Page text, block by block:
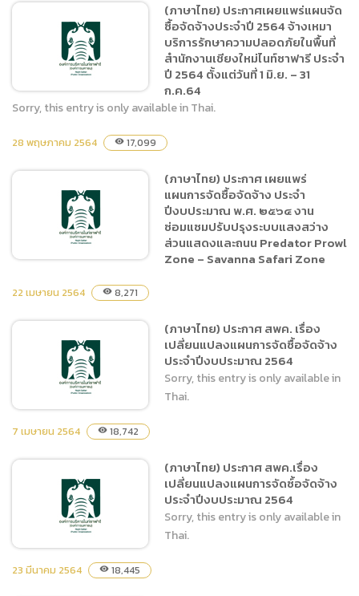
(ภาษาไทย) ประกาศเผยแพร่
แผนการจัดซื้อจัดจ้าง ประจำปี
2565 จ้างฝึกแสดงสัตว์
Tiger Show
(ภาษาไทย) ประกาศเผยแพร่
แผนจัดซื้อจัดจ้างประจำปี
ความปลอดภัยในพื้นที่
สำนักงานเชียงใหม่ไนท์ซาฟารี
ประจำปี 2564 ตั้งแต่วันที่ 1
มิ.ย. – 31 ก.ค.64
(ภาษาไทย) ประกาศเผยแพร่แผนจัด
ซื้อจัดจ้างประจำปี 2564 จ้างเหมา
บริการรักษาความปลอดภัยในพื้นที่
สำนักงานเชียงใหม่ไนท์ซาฟารี ประจำ
ปี 2564 ตั้งแต่วันที่ 1 มิ.ย. – 31
ก.ค.64
Sorry, this entry is only available in Thai.
28 พฤษภาคม 2564 visibility 17,099
(ภาษาไทย) ประกาศ เผยแพร่
ปีงบประมาณ พ.ศ. ๒๕๖๔ งาน
ซ่อมแซมปรับปรุงระบบแสง
สว่าง ส่วนแสดงและถนน
Predator Prowl Zone –
Savanna Safari Zone
(ภาษาไทย) ประกาศ เผยแพร่
แผนการจัดซื้อจัดจ้าง ประจำ
ปีงบประมาณ พ.ศ. ๒๕๖๔ งาน
ซ่อมแซมปรับปรุงระบบแสงสว่าง
ส่วนแสดงและถนน Predator Prowl
Zone – Savanna Safari Zone
22 เมษายน 2564 visibility 8,271
(ภาษาไทย) ประกาศ สพค.
เรื่องเปลี่ยนแปลงแผนการจัด
ซื้อจัดจ้าง ประจำปีงบประมาณ
(ภาษาไทย) ประกาศ สพค. เรื่อง
เปลี่ยนแปลงแผนการจัดซื้อจัดจ้าง
ประจำปีงบประมาณ 2564
Sorry, this entry is only available in
Thai.
7 เมษายน 2564 visibility 18,742
(ภาษาไทย) ประกาศ สพค.เรื่อง
เปลี่ยนแปลงแผนการจัดซ์้อจัดจ้าง
ประจำปีงบประมาณ 2564
Sorry, this entry is only available in
Thai.
23 มีนาคม 2564 visibility 18,445